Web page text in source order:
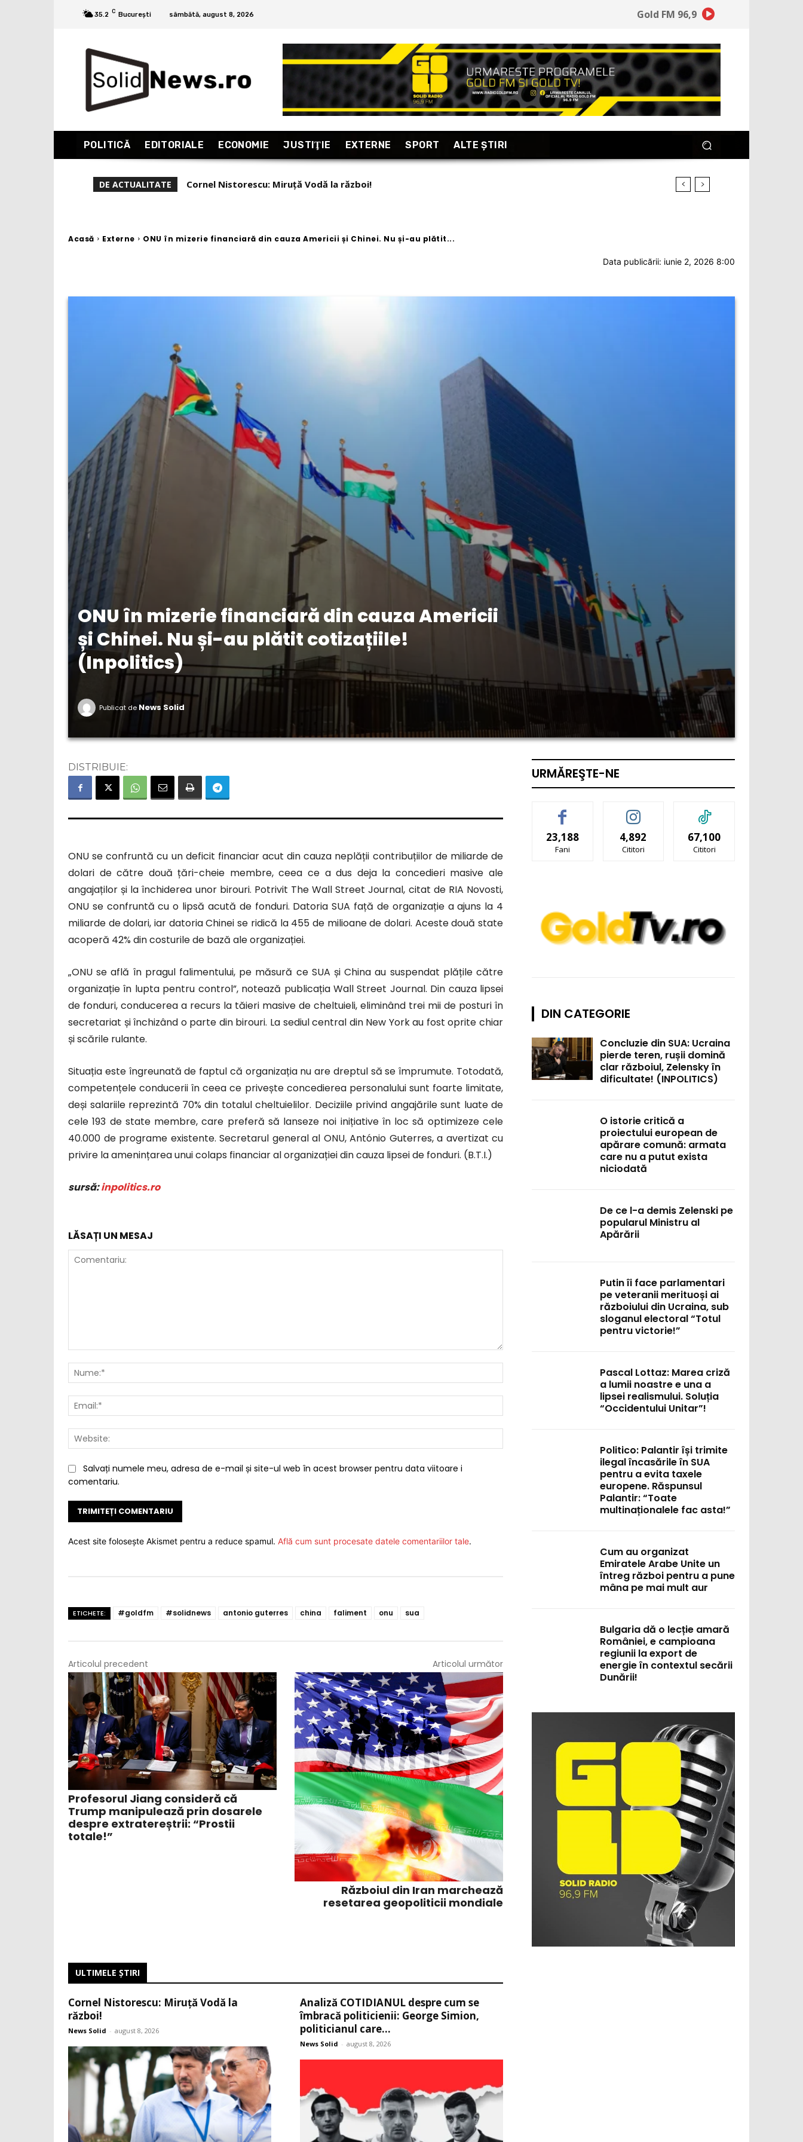
35.2 C București sâmbătă, august 8, 2026 Gold FM 96,9
POLITICĂ EDITORIALE ECONOMIE JUSTIŢIE EXTERNE SPORT ALTE ŞTIRI
DE ACTUALITATE
Analiză COTIDIANUL despre cum se îmbracă politicienii: George Simion, politicianul care se îmbracă
Acasă Externe ONU în mizerie financiară din cauza Americii și Chinei. Nu și-au plătit...
Data publicării: iunie 2, 2026 8:00
ONU în mizerie financiară din cauza Americii
și Chinei. Nu și-au plătit cotizațiile!
(Inpolitics)
Publicat de News Solid
DISTRIBUIE:
ONU se confruntă cu un deficit financiar acut din cauza neplății contribuțiilor de miliarde de
dolari de către două țări-cheie membre, ceea ce a dus deja la concedieri masive ale
angajaților și la închiderea unor birouri. Potrivit The Wall Street Journal, citat de RIA Novosti,
ONU se confruntă cu o lipsă acută de fonduri. Datoria SUA față de organizație a ajuns la 4
miliarde de dolari, iar datoria Chinei se ridică la 455 de milioane de dolari. Aceste două state
acoperă 42% din costurile de bază ale organizației.
„ONU se află în pragul falimentului, pe măsură ce SUA și China au suspendat plățile către
organizație în lupta pentru control”, notează publicația Wall Street Journal. Din cauza lipsei
de fonduri, conducerea a recurs la tăieri masive de cheltuieli, eliminând trei mii de posturi în
secretariat și închizând o parte din birouri. La sediul central din New York au fost oprite chiar
și scările rulante.
Situația este îngreunată de faptul că organizația nu are dreptul să se împrumute. Totodată,
competențele conducerii în ceea ce privește concedierea personalului sunt foarte limitate,
deși salariile reprezintă 70% din totalul cheltuielilor. Deciziile privind angajările sunt luate de
cele 193 de state membre, care preferă să lanseze noi inițiative în loc să optimizeze cele
40.000 de programe existente. Secretarul general al ONU, António Guterres, a avertizat cu
privire la amenințarea unui colaps financiar al organizației din cauza lipsei de fonduri. (B.T.I.)
sursă:inpolitics.ro
LĂSAȚI UN MESAJ
Salvați numele meu, adresa de e-mail și site-ul web în acest browser pentru data viitoare i
comentariu.
Acest site folosește Akismet pentru a reduce spamul. Află cum sunt procesate datele comentariilor tale.
ETICHETE: #goldfm #solidnews antonio guterres china faliment onu sua
Articolul precedent
Profesorul Jiang consideră că
Trump manipulează prin dosarele
despre extratereștrii: “Prostii
totale!”
Articolul următor
Războiul din Iran marchează
resetarea geopoliticii mondiale
ULTIMELE ŞTIRI
Cornel Nistorescu: Miruță Vodă la
război!
News Solid - august 8, 2026
Analiză COTIDIANUL despre cum se
îmbracă politicienii: George Simion,
politicianul care...
News Solid - august 8, 2026
URMĂREŞTE-NE
23,188
Fani
4,892
Cititori
67,100
Cititori
DIN CATEGORIE
Concluzie din SUA: Ucraina
pierde teren, rușii domină
clar războiul, Zelensky în
dificultate! (INPOLITICS)
O istorie critică a
proiectului european de
apărare comună: armata
care nu a putut exista
niciodată
De ce l-a demis Zelenski pe
popularul Ministru al
Apărării
Putin îi face parlamentari
pe veteranii merituoși ai
războiului din Ucraina, sub
sloganul electoral “Totul
pentru victorie!”
Pascal Lottaz: Marea criză
a lumii noastre e una a
lipsei realismului. Soluția
“Occidentului Unitar”!
Politico: Palantir își trimite
ilegal încasările în SUA
pentru a evita taxele
europene. Răspunsul
Palantir: “Toate
multinaționalele fac asta!”
Cum au organizat
Emiratele Arabe Unite un
întreg război pentru a pune
mâna pe mai mult aur
Bulgaria dă o lecție amară
României, e campioana
regiunii la export de
energie în contextul secării
Dunării!